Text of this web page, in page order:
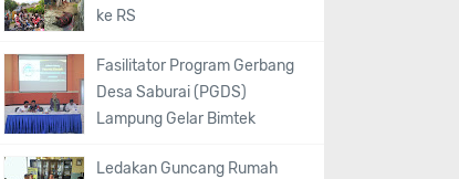
ke RS
Fasilitator Program Gerbang
Desa Saburai (PGDS)
Lampung Gelar Bimtek
Ledakan Guncang Rumah